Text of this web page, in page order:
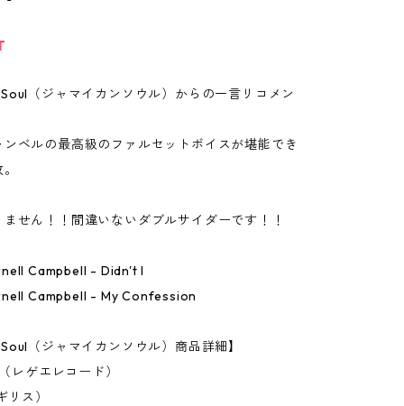
Soul（ジャマイカンソウル）からの一言リコメン
ンベルの最高級のファルセットボイスが堪能でき
せん！！間違いないダブルサイダーです！！
Campbell ‎- Didn't I
Campbell ‎- My Confession
（ジャマイカンソウル）商品詳細】
レゲエレコード）
リス）